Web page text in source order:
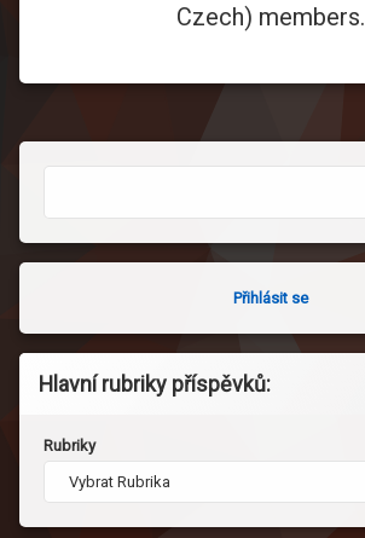
Czech) members.
Přihlásit se
Hlavní rubriky příspěvků:
Rubriky